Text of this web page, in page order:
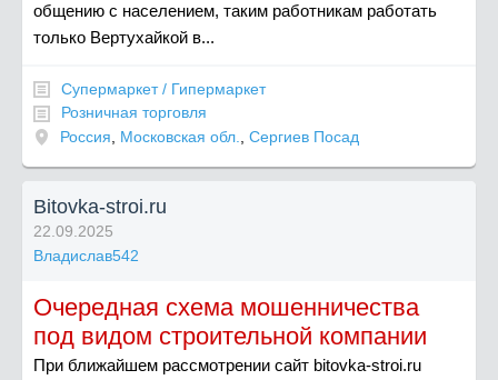
общению с населением, таким работникам работать
только Вертухайкой в...
Супермаркет / Гипермаркет
Розничная торговля
Россия
Московская обл. Сергиев Посад
Bitovka-stroi.ru
22.09.2025
Владислав542
Очередная схема мошенничества
под видом строительной компании
При ближайшем рассмотрении сайт bitovka-stroi.ru